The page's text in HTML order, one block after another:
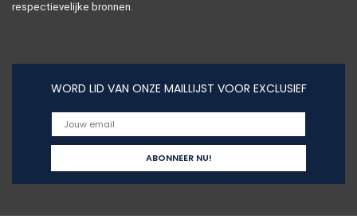
respectievelijke bronnen.
WORD LID VAN ONZE MAILLIJST VOOR EXCLUSIEF